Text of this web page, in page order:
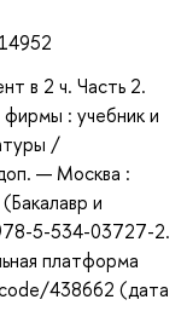
в 2 ч. Часть 2.
фирмы : учебник и
/
— Москва :
и
5-534-03727-2.
платформа
438662 (дата